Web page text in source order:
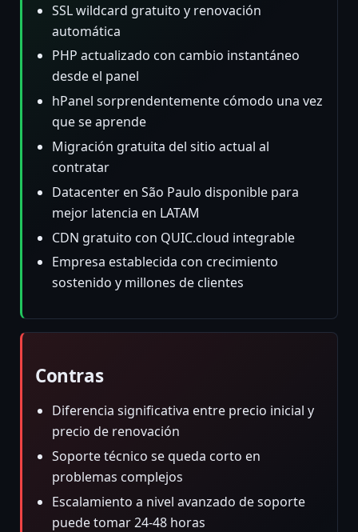
SSL wildcard gratuito y renovación
automática
PHP actualizado con cambio instantáneo
desde el panel
hPanel sorprendentemente cómodo una vez
que se aprende
Migración gratuita del sitio actual al
contratar
Datacenter en São Paulo disponible para
mejor latencia en LATAM
CDN gratuito con QUIC.cloud integrable
Empresa establecida con crecimiento
sostenido y millones de clientes
Contras
Diferencia significativa entre precio inicial y
precio de renovación
Soporte técnico se queda corto en
problemas complejos
Escalamiento a nivel avanzado de soporte
puede tomar 24-48 horas